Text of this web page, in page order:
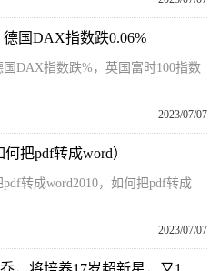
国DAX指数跌0.06%
DAX指数跌%，英国富时100指数
2023/07/07
把pdf转成word）
转成word2010，如何把pdf转成
2023/07/07